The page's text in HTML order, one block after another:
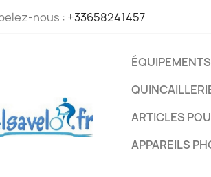
nous : +33658241457
ARTICLES
APPAREILS